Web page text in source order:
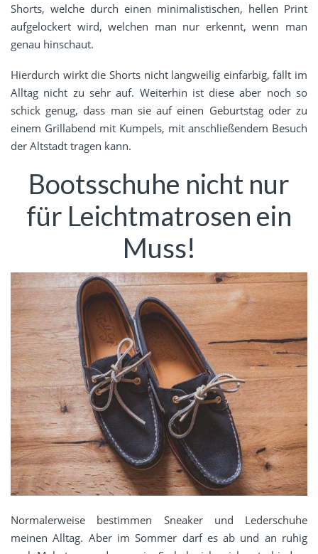
Shorts, welche durch einen minimalistischen, hellen Print
aufgelockert wird, welchen man nur erkennt, wenn man
genau hinschaut.
Hierdurch wirkt die Shorts nicht langweilig einfarbig, fällt im
Alltag nicht zu sehr auf. Weiterhin ist diese aber noch so
schick genug, dass man sie auf einen Geburtstag oder zu
einem Grillabend mit Kumpels, mit anschließendem Besuch
der Altstadt tragen kann.
Bootsschuhe nicht nur
für Leichtmatrosen ein
Muss!
Normalerweise bestimmen Sneaker und Lederschuhe
meinen Alltag. Aber im Sommer darf es ab und an ruhig